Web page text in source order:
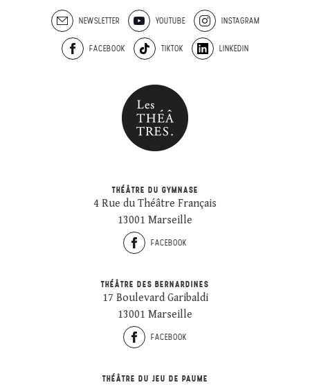
NEWSLETTER YOUTUBE INSTAGRAM
FACEBOOK TIKTOK LINKEDIN
THÉÂTRE DU GYMNASE
4 Rue du Théâtre Français
13001 Marseille
FACEBOOK
THÉÂTRE DES BERNARDINES
17 Boulevard Garibaldi
13001 Marseille
FACEBOOK
THÉÂTRE DU JEU DE PAUME